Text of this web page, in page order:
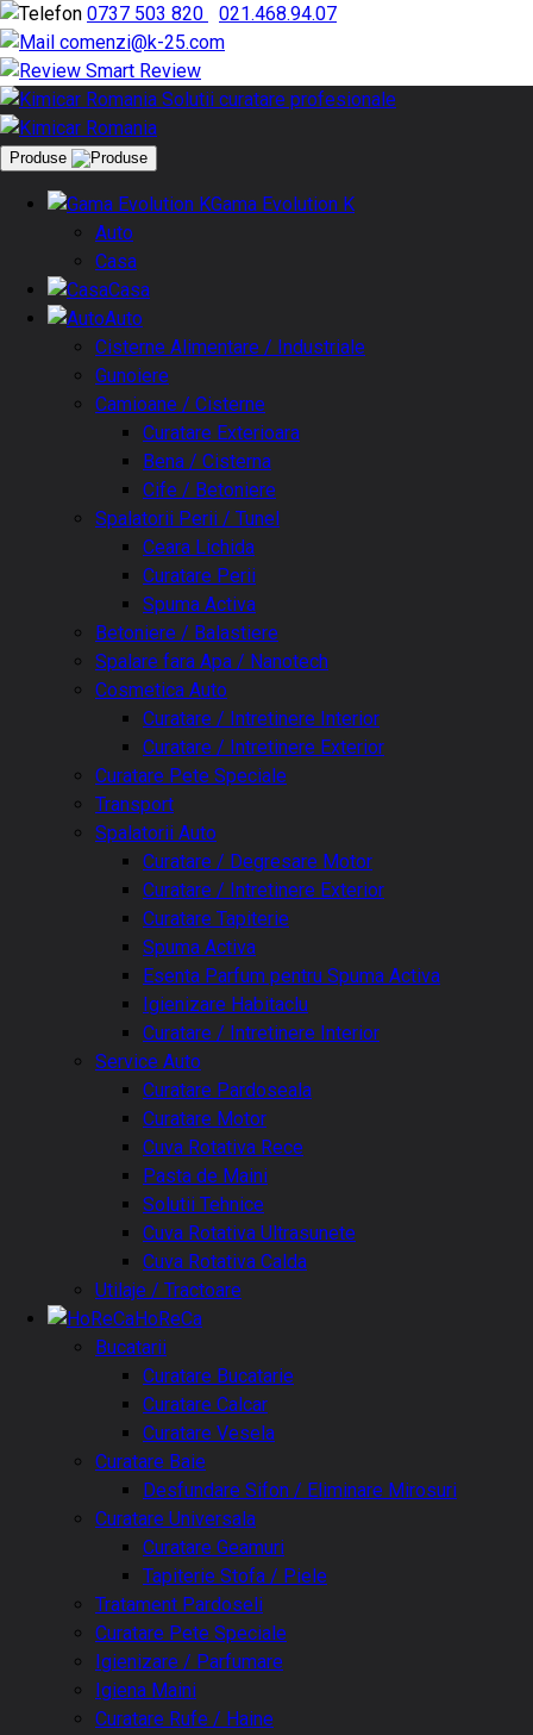
0737 503 820
021.468.94.07
comenzi@k-25.com
Smart Review
Produse
Gama Evolution K
Auto
Casa
Casa
Auto
Cisterne Alimentare / Industriale
Gunoiere
Camioane / Cisterne
Curatare Exterioara
Bena / Cisterna
Cife / Betoniere
Spalatorii Perii / Tunel
Ceara Lichida
Curatare Perii
Spuma Activa
Betoniere / Balastiere
Spalare fara Apa / Nanotech
Cosmetica Auto
Curatare / Intretinere Interior
Curatare / Intretinere Exterior
Curatare Pete Speciale
Transport
Spalatorii Auto
Curatare / Degresare Motor
Curatare / Intretinere Exterior
Curatare Tapiterie
Spuma Activa
Esenta Parfum pentru Spuma Activa
Igienizare Habitaclu
Curatare / Intretinere Interior
Service Auto
Curatare Pardoseala
Curatare Motor
Cuva Rotativa Rece
Pasta de Maini
Solutii Tehnice
Cuva Rotativa Ultrasunete
Cuva Rotativa Calda
Utilaje / Tractoare
HoReCa
Bucatarii
Curatare Bucatarie
Curatare Calcar
Curatare Vesela
Curatare Baie
Desfundare Sifon / Eliminare Mirosuri
Curatare Universala
Curatare Geamuri
Tapiterie Stofa / Piele
Tratament Pardoseli
Curatare Pete Speciale
Igienizare / Parfumare
Igiena Maini
Curatare Rufe / Haine